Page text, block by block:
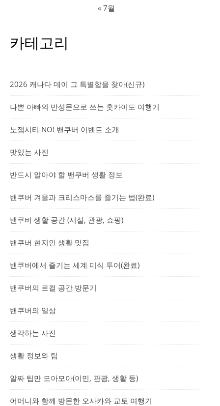
« 7월
카테고리
2026 캐나다 데이 그 특별함을 찾아(신규)
나쁜 아빠의 반성문으로 쓰는 홋카이도 여행기
노잼시티 NO! 밴쿠버 이벤트 소개
맛있는 사진
반드시 알아야 할 밴쿠버 생활 정보
밴쿠버 겨울과 크리스마스를 즐기는 법(완료)
밴쿠버 생활 공간 (시설, 관광, 쇼핑)
밴쿠버 현지인 생활 맛집
밴쿠버에서 즐기는 세계 미식 투어(완료)
밴쿠버의 로컬 공간 방문기
밴쿠버의 일상
생각하는 사진
생활 정보와 팁
알짜 팁만 모아모아(이민, 관광, 생활 등)
어머니와 함께 방문한 오사카와 교토 여행기